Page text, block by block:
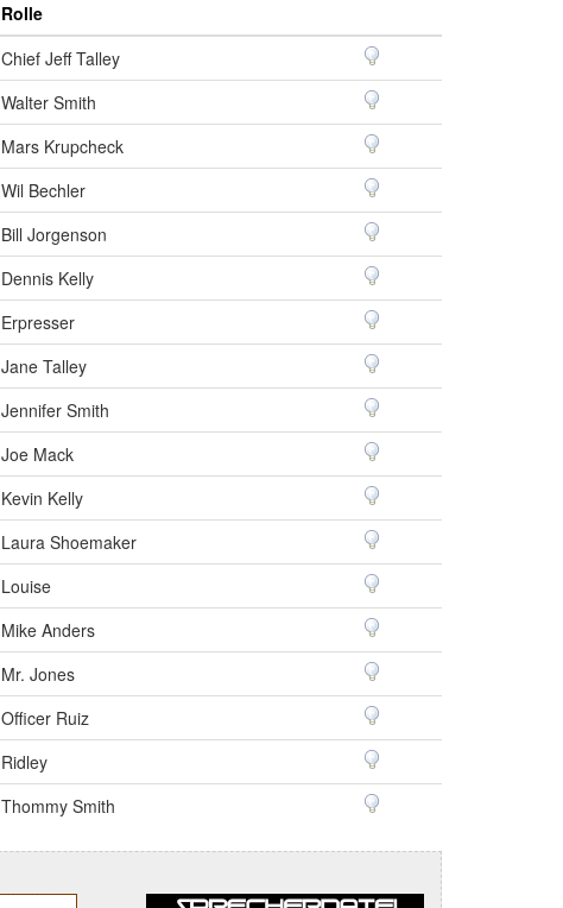
Rolle
Chief Jeff Talley
Walter Smith
Mars Krupcheck
Wil Bechler
Bill Jorgenson
Dennis Kelly
Erpresser
Jane Talley
Jennifer Smith
Joe Mack
Kevin Kelly
Laura Shoemaker
Louise
Mike Anders
Mr. Jones
Officer Ruiz
Ridley
Thommy Smith